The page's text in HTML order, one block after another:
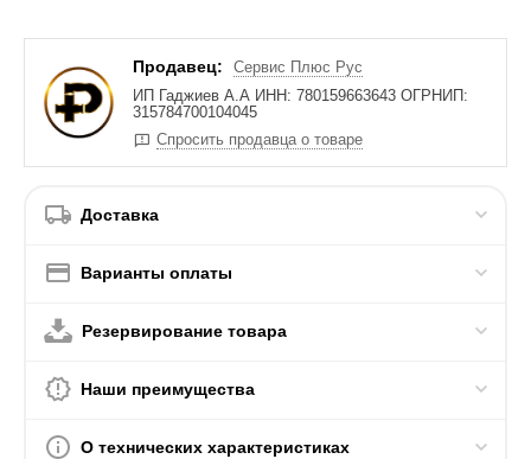
Продавец:
Сервис Плюс Рус
ИП Гаджиев А.А ИНН: 780159663643 ОГРНИП:
315784700104045
Спросить продавца о товаре
Доставка
Варианты оплаты
Резервирование товара
Наши преимущества
О технических характеристиках